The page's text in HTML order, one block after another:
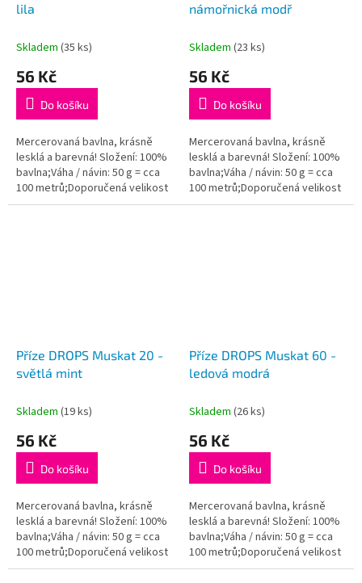
lila
Skladem (35 ks)
56 Kč
Do košíku
Mercerovaná bavlna, krásně
lesklá a barevná! Složení: 100%
bavlna;Váha / návin: 50 g = cca
100 metrů;Doporučená velikost
jehlic / háčku: 4 mm. Instagram:...
námořnická modř
Skladem (23 ks)
56 Kč
Do košíku
Mercerovaná bavlna, krásně
lesklá a barevná! Složení: 100%
bavlna;Váha / návin: 50 g = cca
100 metrů;Doporučená velikost
jehlic / háčku: 4 mm. Instagram:...
Příze DROPS Muskat 20 -
světlá mint
Skladem (19 ks)
56 Kč
Do košíku
Mercerovaná bavlna, krásně
lesklá a barevná! Složení: 100%
bavlna;Váha / návin: 50 g = cca
100 metrů;Doporučená velikost
jehlic / háčku: 4 mm. Instagram:...
Příze DROPS Muskat 60 -
ledová modrá
Skladem (26 ks)
56 Kč
Do košíku
Mercerovaná bavlna, krásně
lesklá a barevná! Složení: 100%
bavlna;Váha / návin: 50 g = cca
100 metrů;Doporučená velikost
jehlic / háčku: 4 mm. Instagram:...